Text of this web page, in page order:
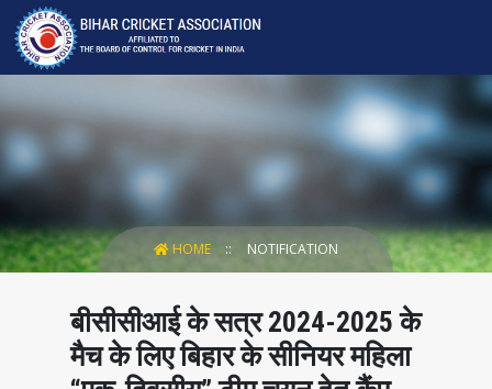
HOME NOTIFICATION
बीसीसीआई के सत्र 2024-2025 के
मैच के लिए बिहार के सीनियर महिला